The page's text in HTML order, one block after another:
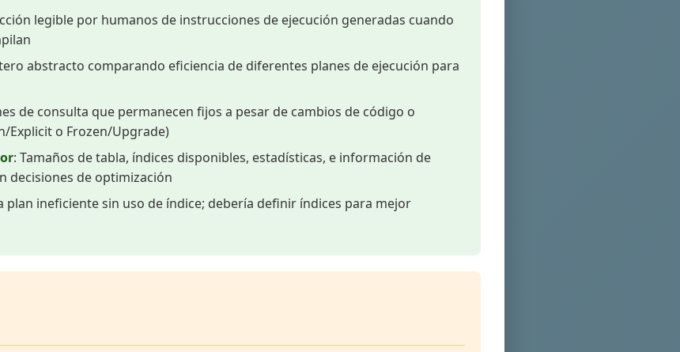
legible por humanos de instrucciones de ejecución generadas cuando
abstracto comparando eficiencia de diferentes planes de ejecución para
de consulta que permanecen fijos a pesar de cambios de código o
Explicit o Frozen/Upgrade)
: Tamaños de tabla, índices disponibles, estadísticas, e información de
decisiones de optimización
plan ineficiente sin uso de índice; debería definir índices para mejor